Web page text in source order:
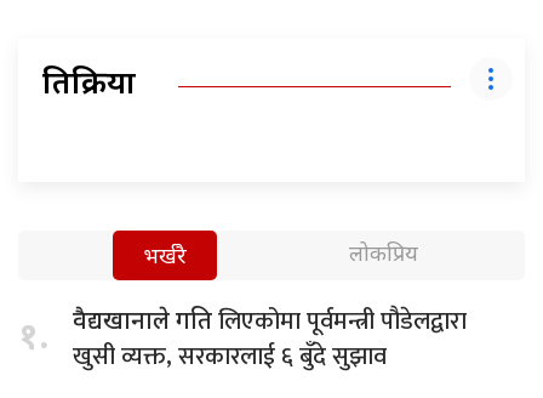
प्रतिक्रिया
भर्खरै लोकप्रिय
१. वैद्यखानाले गतिलिएकोमा पूर्वमन्त्री पौडेलद्वारा
खुसी व्यक्त, सरकारलाई ६ बुँदे सुझाव